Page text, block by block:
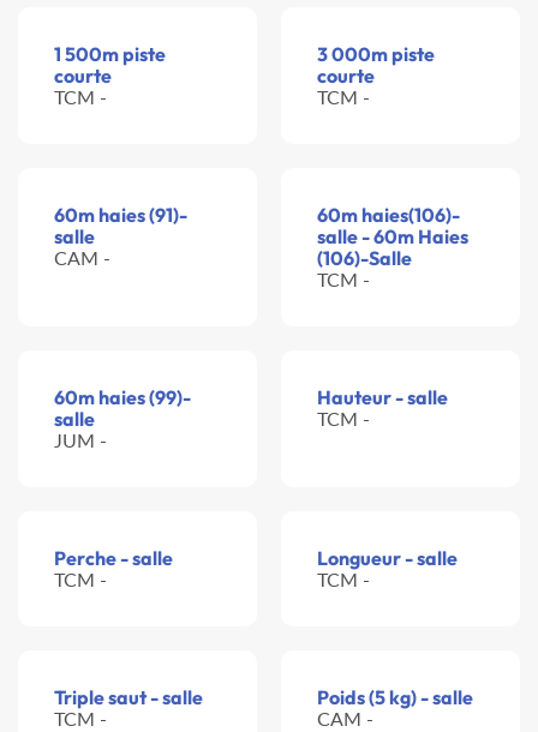
1 500m piste
courte
TCM -
3 000m piste
courte
TCM -
60m haies (91)-
salle
CAM -
60m haies(106)-
salle - 60m Haies
(106)-Salle
TCM -
60m haies (99)-
salle
JUM -
Hauteur - salle
TCM -
Perche - salle
TCM -
Longueur - salle
TCM -
Triple saut - salle
TCM -
Poids (5 kg) - salle
CAM -